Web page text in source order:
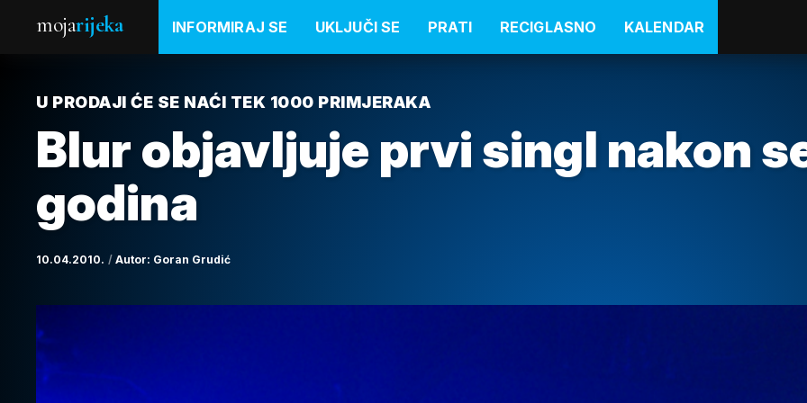
mojarijeka INFORMIRAJ SE UKLJUČI SE PRATI RECIGLASNO KALENDAR
U PRODAJI ĆE SE NAĆI TEK 1000 PRIMJERAKA
Blur objavljuje prvi singl nakon
godina
10.04.2010. Autor: Goran Grudić